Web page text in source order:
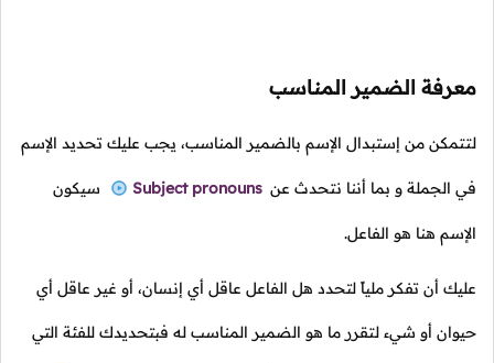
معرفة الضمير المناسب
لتتمكن من إستبدال الإسم بالضمير المناسب، يجب عليك تحديد الإسم
في الجملة و بما أننا نتحدث عن Subject pronouns سيكون
الإسم هنا هو الفاعل.
عليك أن تفكر ملياً لتحدد هل الفاعل عاقل أي إنسان، أو غير عاقل أي
حيوان أو شيء لتقرر ما هو الضمير المناسب له فبتحديدك للفئة التي